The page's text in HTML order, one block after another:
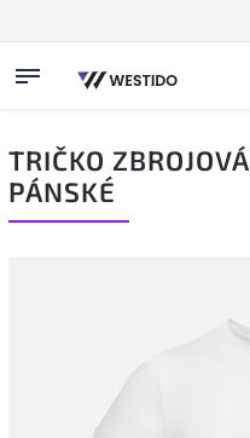
TRIČKO
PÁNSKÉ